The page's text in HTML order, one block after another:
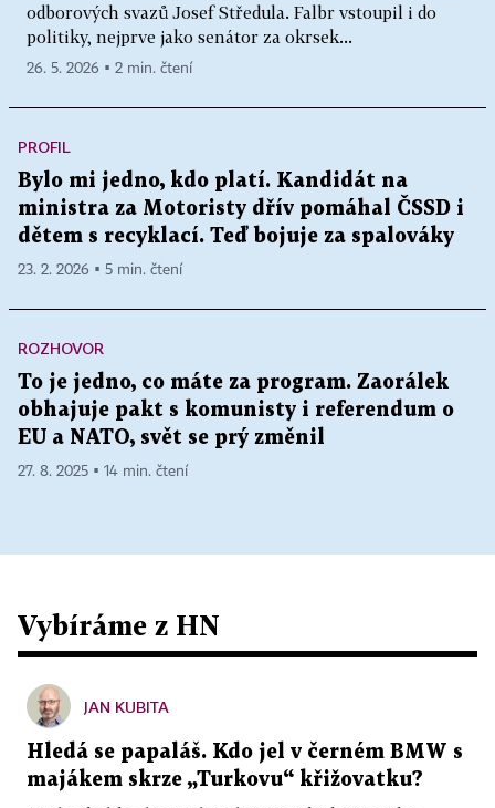
odborových svazů Josef Středula. Falbr vstoupil i do
politiky, nejprve jako senátor za okrsek...
26. 5. 2026 ▪ 2 min. čtení
PROFIL
Bylo mi jedno, kdo platí. Kandidát na
ministra za Motoristy dřív pomáhal ČSSD i
dětem s recyklací. Teď bojuje za spalováky
23. 2. 2026 ▪ 5 min. čtení
ROZHOVOR
To je jedno, co máte za program. Zaorálek
obhajuje pakt s komunisty i referendum o
EU a NATO, svět se prý změnil
27. 8. 2025 ▪ 14 min. čtení
Vybíráme z HN
JAN KUBITA
Hledá se papaláš. Kdo jel v černém BMW s
majákem skrze „Turkovu“ křižovatku?